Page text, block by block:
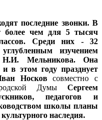
последние звонки. В
более чем для 5 тысяч
Среди них - 32
изучением
Н.И. Мельникова. Она
в этом году празднует
Носковсовместно с
Думы Сергеем
педагогов и
школы планы
наследия.